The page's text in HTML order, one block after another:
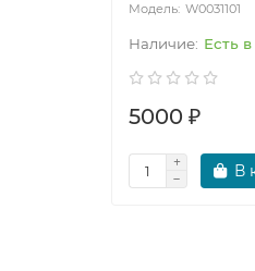
W0031101
Есть
5000 ₽
В